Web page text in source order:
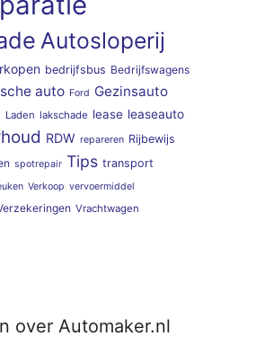
Autosloperij
bedrijfsbus Bedrijfswagens
auto Ford Gezinsauto
Laden lakschade lease leaseauto
RDW repareren Rijbewijs
spotrepair Tips transport
Verkoop vervoermiddel
Vrachtwagen
over Automaker.nl